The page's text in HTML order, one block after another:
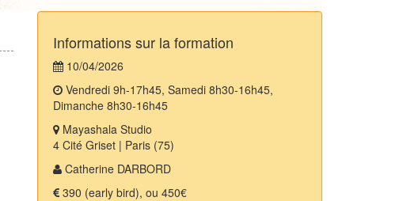
Informations sur la formation
10/04/2026
Vendredi 9h-17h45, Samedi 8h30-16h45,
Dimanche 8h30-16h45
Mayashala Studio
4 Cité Griset | Paris (75)
Catherine DARBORD
390 (early bird), ou 450€